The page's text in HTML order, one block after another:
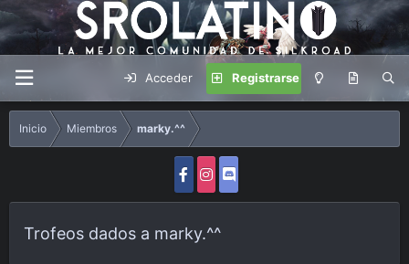
Acceder Registrarse
Inicio Miembros marky.^^
Trofeos dados a marky.^^